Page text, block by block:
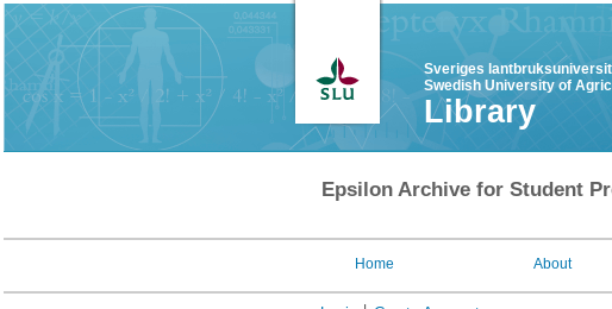
Sveriges
Swedish University of
Library
Epsilon Archive for Student
Home About